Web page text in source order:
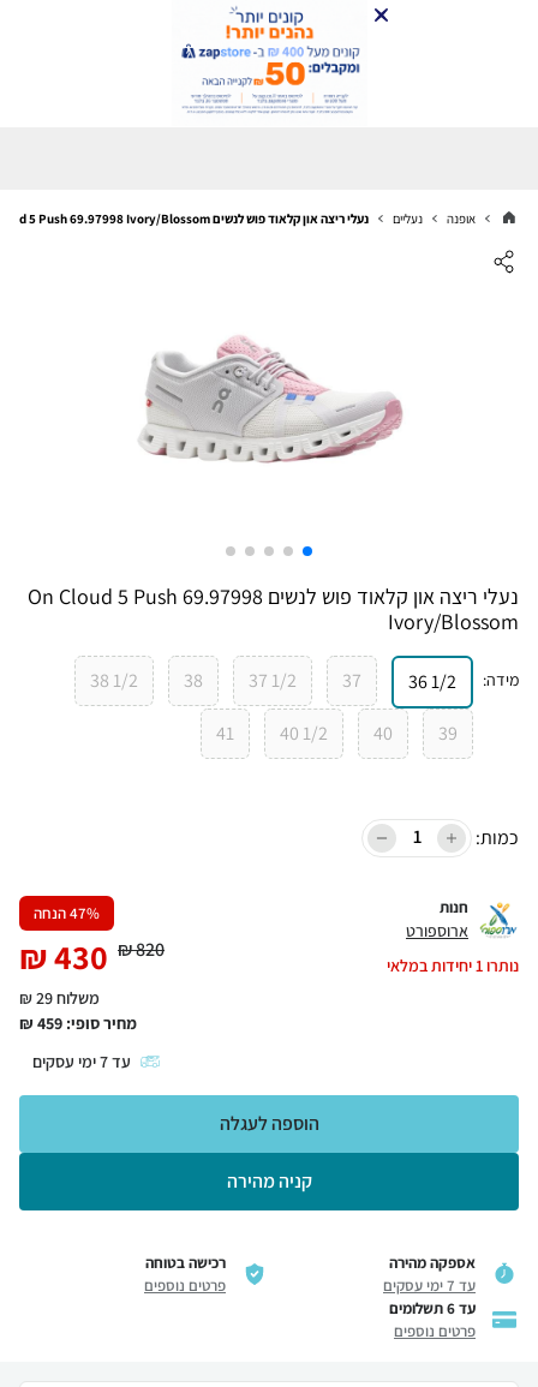
אופנה נעליים נעלי ריצה און קלאוד פוש לנשים On Cloud 5 Push 69.97998 Ivory/Blossom
נעלי ריצה און קלאוד פוש לנשים On Cloud 5 Push 69.97998
Ivory/Blossom
מידה:
1/2 36
37
1/2 37
38
1/2 38
39
40
1/2 40
41
כמות:
חנות
ארוספורט
נותרו1יחידות במלאי
47% הנחה
820
₪
430
₪
משלוח 29 ₪
מחיר סופי: 459
₪
עד7ימי עסקים
קניה מהירה
הוספה לעגלה
אספקה מהירה
עד 7 ימי עסקים
רכישה בטוחה
פרטים נוספים
עד 6 תשלומים
פרטים נוספים